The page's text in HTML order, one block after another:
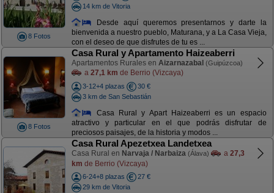
8 Fotos
14 km de Vitoria
Desde aquí queremos presentarnos y darte la
bienvenida a nuestro pueblo, Maturana, y a La Casa Vieja,
con el deseo de que disfrutes de tu es ...
8 Fotos
Casa Rural y Apartamento Haizeaberri
Apartamentos Rurales en Aizarnazabal (Guipúzcoa)
a 27,1 km de Berrio (Vizcaya)
3-12+4 plazas
30 €
3 km de San Sebastián
Casa Rural y Apart Haizeaberri es un espacio
atractivo y particular en el que podrás disfrutar de
preciosos paisajes, de la historia y modos ...
Casa Rural Apezetxea Landetxea
Casa Rural en Narvaja / Narbaiza (Álava) a 27,3
km de Berrio (Vizcaya)
6-24+8 plazas
27 €
29 km de Vitoria